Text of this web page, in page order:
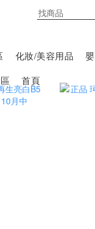
化妝/美容用品
首頁